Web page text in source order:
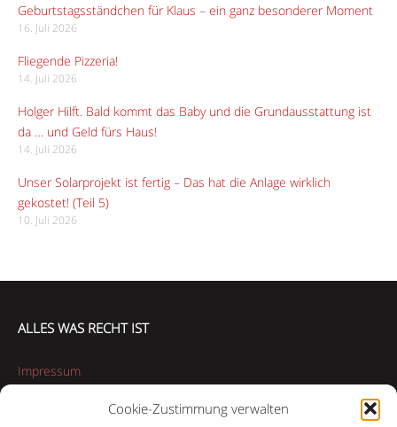
Cookie-Zustimmung verwalten
Geburtstagsständchen für Klaus – ein ganz besonderer Moment
16. Juli 2026
Fliegende Pizzeria!
14. Juli 2026
Holger Hilft. Bald kommt das Baby und die Grundausstattung ist
da … und Geld fürs Haus!
14. Juli 2026
Unser Solarprojekt ist fertig – Das hat die Anlage wirklich
gekostet! (Teil 5)
10. Juli 2026
ALLES WAS RECHT IST
Impressum
Datenschutzerklärung